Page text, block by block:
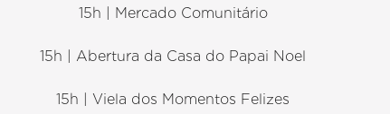
15h | Mercado Comunitário
15h | Abertura da Casa do Papai Noel
15h | Viela dos Momentos Felizes